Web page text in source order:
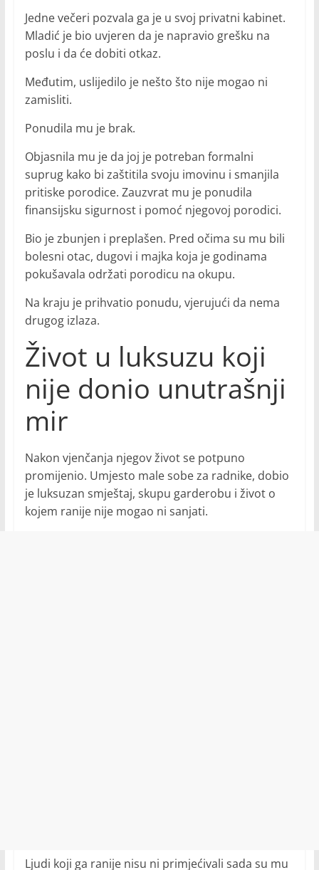
Jedne večeri pozvala ga je u svoj privatni kabinet.
Mladić je bio uvjeren da je napravio grešku na
poslu i da će dobiti otkaz.
Međutim, uslijedilo je nešto što nije mogao ni
zamisliti.
Ponudila mu je brak.
Objasnila mu je da joj je potreban formalni
suprug kako bi zaštitila svoju imovinu i smanjila
pritiske porodice. Zauzvrat mu je ponudila
finansijsku sigurnost i pomoć njegovoj porodici.
Bio je zbunjen i preplašen. Pred očima su mu bili
bolesni otac, dugovi i majka koja je godinama
pokušavala održati porodicu na okupu.
Na kraju je prihvatio ponudu, vjerujući da nema
drugog izlaza.
Život u luksuzu koji
nije donio unutrašnji
mir
Nakon vjenčanja njegov život se potpuno
promijenio. Umjesto male sobe za radnike, dobio
je luksuzan smještaj, skupu garderobu i život o
kojem ranije nije mogao ni sanjati.
Ljudi koji ga ranije nisu ni primjećivali sada su mu